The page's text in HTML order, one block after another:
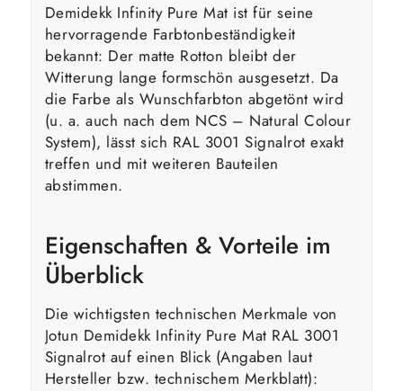
Demidekk Infinity Pure Mat ist für seine
hervorragende Farbtonbeständigkeit
bekannt: Der matte Rotton bleibt der
Witterung lange formschön ausgesetzt. Da
die Farbe als Wunschfarbton abgetönt wird
(u. a. auch nach dem NCS – Natural Colour
System), lässt sich RAL 3001 Signalrot exakt
treffen und mit weiteren Bauteilen
abstimmen.
Eigenschaften & Vorteile im
Überblick
Die wichtigsten technischen Merkmale von
Jotun Demidekk Infinity Pure Mat RAL 3001
Signalrot auf einen Blick (Angaben laut
Hersteller bzw. technischem Merkblatt):